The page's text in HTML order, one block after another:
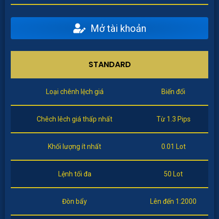
Mở tài khoản
STANDARD
Loại chênh lệch giá Biến đổi
Chêch lêch giá thấp nhất Từ 1.3 Pips
Khối lượng ít nhất 0.01 Lot
Lệnh tối đa 50 Lot
Đòn bẩy Lên đến 1:2000